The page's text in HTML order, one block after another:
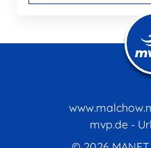
mvp.de -